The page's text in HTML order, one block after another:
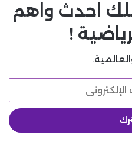
احدث واهم
!